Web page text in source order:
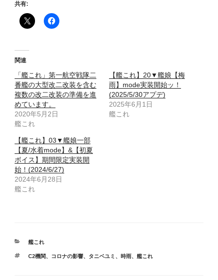
共有:
関連
「艦これ」第一航空戦隊二
番艦の大型改二改装を含む
複数の改二改装の準備を進
めています。
2020年5月2日
艦これ
【艦これ】20▼艦娘【梅
雨】mode実装開始ッ！
(2025/5/30アプデ)
2025年6月1日
艦これ
【艦これ】03▼艦娘一部
【夏/水着mode】&【初夏
ボイス】期間限定実装開
始！(2024/6/27)
2024年6月28日
艦これ
カ
ゴ
艦これ
タ
C2機関、 コロナの影響、 タニベユミ 、 時雨、 艦これ